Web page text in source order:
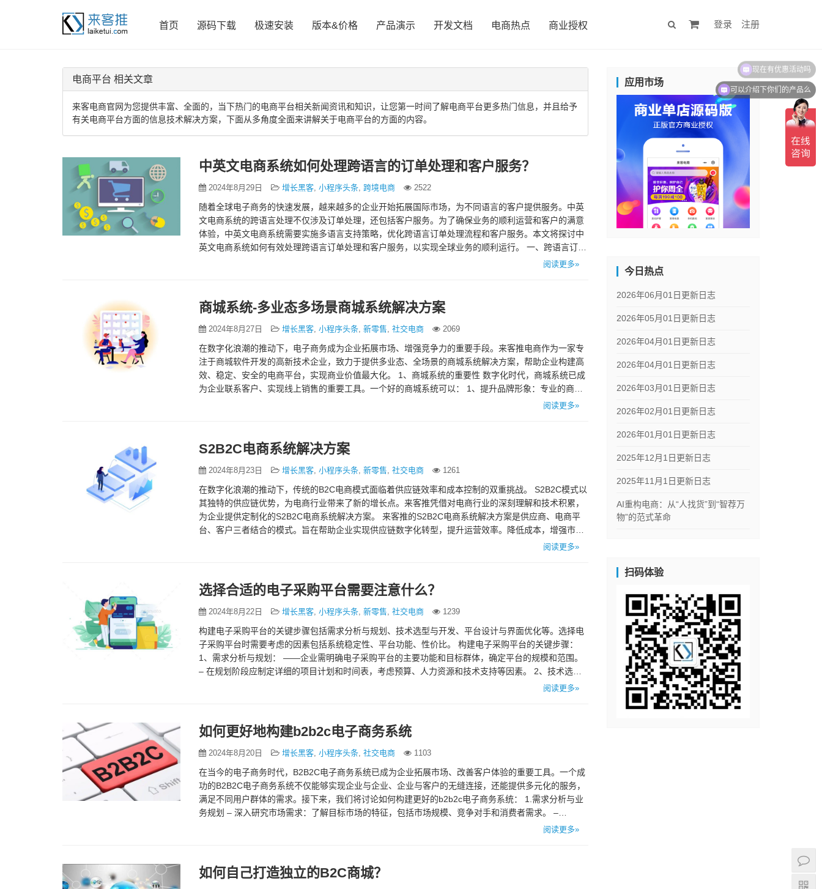
首页 源码下载 极速安装 版本&价格 产品演示 开发文档 电商热点 商业授权 登录 注册
电商平台 相关文章
来客电商官网为您提供丰富、全面的，当下热门的电商平台相关新闻资讯和知识，让您第一时间了解电商平台更多热门信息，并且给予
有关电商平台方面的信息技术解决方案，下面从多角度全面来讲解关于电商平台的方面的内容。
中英文电商系统如何处理跨语言的订单处理和客户服务？
2024年8月29日 增长黑客, 小程序头条, 跨境电商 2522
随着全球电子商务的快速发展，越来越多的企业开始拓展国际市场，为不同语言的客户提供服务。中英
文电商系统的跨语言处理不仅涉及订单处理，还包括客户服务。为了确保业务的顺利运营和客户的满意
体验，中英文电商系统需要实施多语言支持策略，优化跨语言订单处理流程和客户服务。本文将探讨中
英文电商系统如何有效处理跨语言订单处理和客户服务，以实现全球业务的顺利运行。 一、跨语言订单
阅读更多»
商城系统-多业态多场景商城系统解决方案
2024年8月27日 增长黑客, 小程序头条, 新零售, 社交电商 2069
在数字化浪潮的推动下，电子商务成为企业拓展市场、增强竞争力的重要手段。来客推电商作为一家专
注于商城软件开发的高新技术企业，致力于提供多业态、全场景的商城系统解决方案，帮助企业构建高
效、稳定、安全的电商平台，实现商业价值最大化。 1、商城系统的重要性 数字化时代，商城系统已成
为企业联系客户、实现线上销售的重要工具。一个好的商城系统可以： 1、提升品牌形象：专业的商城
阅读更多»
S2B2C电商系统解决方案
2024年8月23日 增长黑客, 小程序头条, 新零售, 社交电商 1261
在数字化浪潮的推动下，传统的B2C电商模式面临着供应链效率和成本控制的双重挑战。 S2B2C模式以
其独特的供应链优势，为电商行业带来了新的增长点。来客推凭借对电商行业的深刻理解和技术积累，
为企业提供定制化的S2B2C电商系统解决方案。 来客推的S2B2C电商系统解决方案是供应商、电商平
台、客户三者结合的模式。旨在帮助企业实现供应链数字化转型，提升运营效率。降低成本，增强市场
阅读更多»
选择合适的电子采购平台需要注意什么？
2024年8月22日 增长黑客, 小程序头条, 新零售, 社交电商 1239
构建电子采购平台的关键步骤包括需求分析与规划、技术选型与开发、平台设计与界面优化等。选择电
子采购平台时需要考虑的因素包括系统稳定性、平台功能、性价比。 构建电子采购平台的关键步骤：
1、需求分析与规划： ——企业需明确电子采购平台的主要功能和目标群体，确定平台的规模和范围。
– 在规划阶段应制定详细的项目计划和时间表，考虑预算、人力资源和技术支持等因素。 2、技术选型
阅读更多»
如何更好地构建b2b2c电子商务系统
2024年8月20日 增长黑客, 小程序头条, 社交电商 1103
在当今的电子商务时代，B2B2C电子商务系统已成为企业拓展市场、改善客户体验的重要工具。一个成
功的B2B2C电子商务系统不仅能够实现企业与企业、企业与客户的无缝连接，还能提供多元化的服务，
满足不同用户群体的需求。接下来，我们将讨论如何构建更好的b2b2c电子商务系统： 1.需求分析与业
务规划 – 深入研究市场需求：了解目标市场的特征，包括市场规模、竞争对手和消费者需求。 –…
阅读更多»
如何自己打造独立的B2C商城？
应用市场
今日热点
2026年06月01日更新日志
2026年05月01日更新日志
2026年04月01日更新日志
2026年04月01日更新日志
2026年03月01日更新日志
2026年02月01日更新日志
2026年01月01日更新日志
2025年12月1日更新日志
2025年11月1日更新日志
AI重构电商：从“人找货”到“智荐万
物”的范式革命
扫码体验
可以介绍下你们的产品么